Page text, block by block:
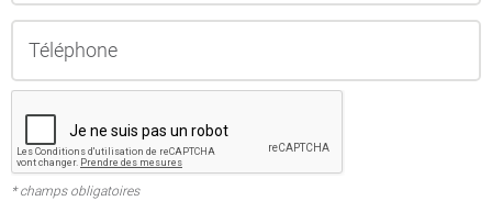
* champs obligatoires